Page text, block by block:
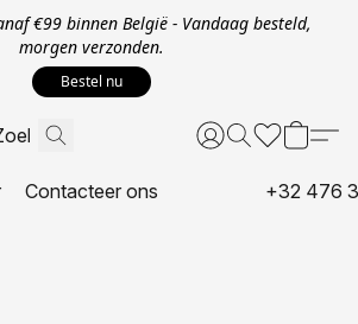
€99 binnen België - Vandaag besteld,
morgen verzonden.
Bestel nu
Contacteer ons +32 476